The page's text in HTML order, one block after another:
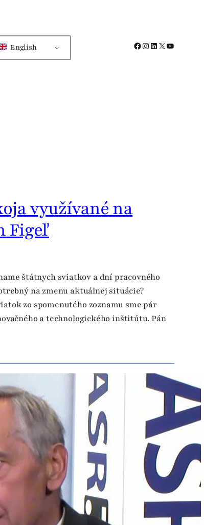
English Facebook
Instagram
LinkedIn
X YouTube
využívané na
Figeľ
štátnych sviatkov a dní pracovného
na zmenu aktuálnej situácie?
zo spomenutého zoznamu sme pár
a technologického inštitútu. Pán
nechaj žiť’!
Na jednej strane časť spoločnosti
strane politici v parlamente
zákonov, ktorý by sprísňoval
?ref=embed_video&t=2 Figeľ